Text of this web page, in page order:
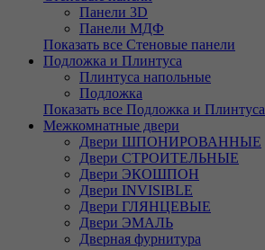
Панели 3D
Панели МДФ
Показать все Стеновые панели
Подложка и Плинтуса
Плинтуса напольные
Подложка
Показать все Подложка и Плинтуса
Межкомнатные двери
Двери ШПОНИРОВАННЫЕ
Двери СТРОИТЕЛЬНЫЕ
Двери ЭКОШПОН
Двери INVISIBLE
Двери ГЛЯНЦЕВЫЕ
Двери ЭМАЛЬ
Дверная фурнитура